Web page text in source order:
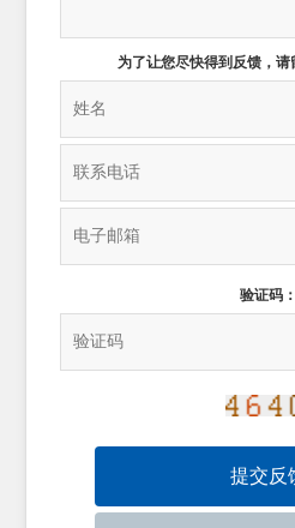
为了让您尽快得到反馈，请
验证码：